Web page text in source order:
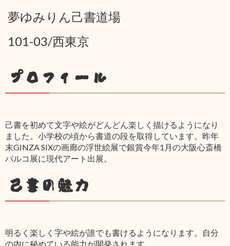
夢ゆみりん己書道場
101-03/西東京
プロフィール
己書を初めて文字や絵がどんどん楽しく描けるようになり
ました。小学校の頃から書道の段を取得しています。昨年
末GINZA SIXの画廊の浮世絵展で銀賞今年1月の大阪心斎橋
パルコ展に現代アート出展。
己書の魅力
明るく楽しく字や絵が誰でも書けるようになります。自分
の内に秘めている能力が開発されます。